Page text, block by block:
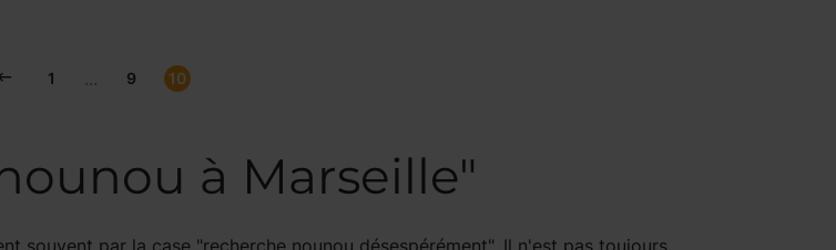
1 ... 9 10
à Marseille"
souvent par la case "recherche nounou désespérément". Il n'est pas toujours